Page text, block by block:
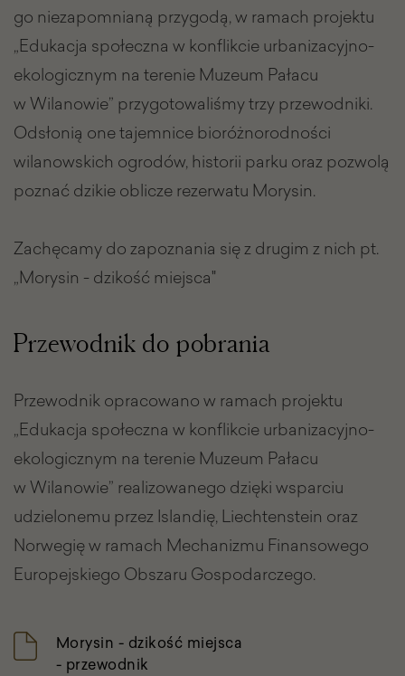
go niezapomnianą przygodą, w ramach projektu
„Edukacja społeczna w konflikcie urbanizacyjno-
ekologicznym na terenie Muzeum Pałacu
w Wilanowie” przygotowaliśmy trzy przewodniki.
Odsłonią one tajemnice bioróżnorodności
wilanowskich ogrodów, historii parku oraz pozwolą
poznać dzikie oblicze rezerwatu Morysin.
Zachęcamy do zapoznania się z drugim z nich pt.
„Morysin - dzikość miejsca"
Przewodnik do pobrania
Przewodnik opracowano w ramach projektu
„Edukacja społeczna w konflikcie urbanizacyjno-
ekologicznym na terenie Muzeum Pałacu
w Wilanowie” realizowanego dzięki wsparciu
udzielonemu przez Islandię, Liechtenstein oraz
Norwegię w ramach Mechanizmu Finansowego
Europejskiego Obszaru Gospodarczego.
Morysin - dzikość miejsca
- przewodnik